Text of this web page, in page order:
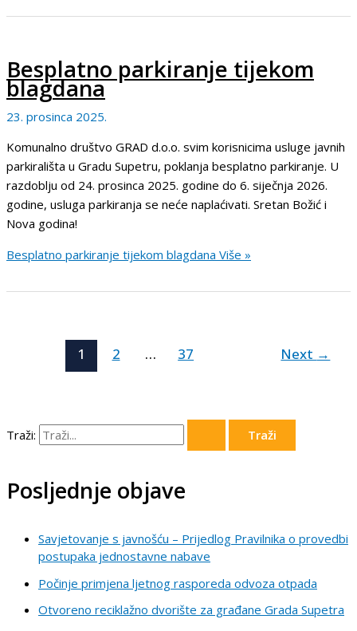
Besplatno parkiranje tijekom
blagdana
23. prosinca 2025.
Komunalno društvo GRAD d.o.o. svim korisnicima usluge javnih
parkirališta u Gradu Supetru, poklanja besplatno parkiranje. U
razdoblju od 24. prosinca 2025. godine do 6. siječnja 2026.
godine, usluga parkiranja se neće naplaćivati. Sretan Božić i
Nova godina!
Besplatno parkiranje tijekom blagdana Više »
1 2 … 37 Next →
Traži:
Posljednje objave
Savjetovanje s javnošću – Prijedlog Pravilnika o provedbi
postupaka jednostavne nabave
Počinje primjena ljetnog rasporeda odvoza otpada
Otvoreno reciklažno dvorište za građane Grada Supetra